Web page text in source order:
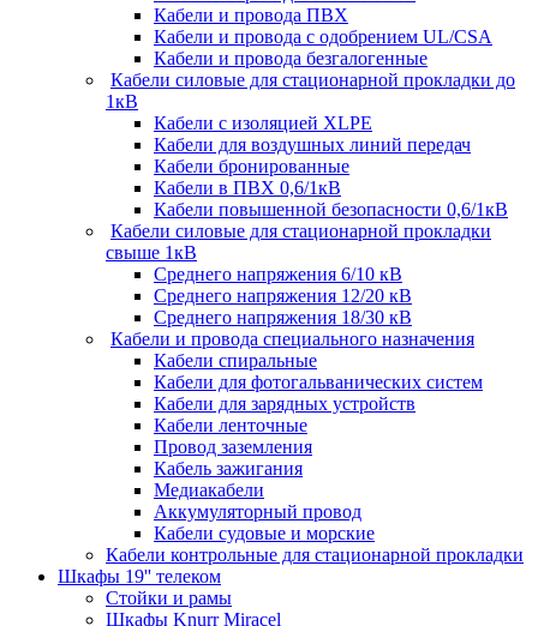
Кабели и провода ПВХ
Кабели и провода с одобрением UL/CSA
Кабели и провода безгалогенные
Кабели силовые для стационарной прокладки до
1кВ
Кабели c изоляцией XLPE
Кабели для воздушных линий передач
Кабели бронированные
Кабели в ПВХ 0,6/1кВ
Кабели повышенной безопасности 0,6/1кВ
Кабели силовые для стационарной прокладки
свыше 1кВ
Среднего напряжения 6/10 кВ
Среднего напряжения 12/20 кВ
Среднего напряжения 18/30 кВ
Кабели и провода специального назначения
Кабели спиральные
Кабели для фотогальванических систем
Кабели для зарядных устройств
Кабели ленточные
Провод заземления
Кабель зажигания
Медиакабели
Аккумуляторный провод
Кабели судовые и морские
Кабели контрольные для стационарной прокладки
Шкафы 19'' телеком
Стойки и рамы
Шкафы Knurr Miracel